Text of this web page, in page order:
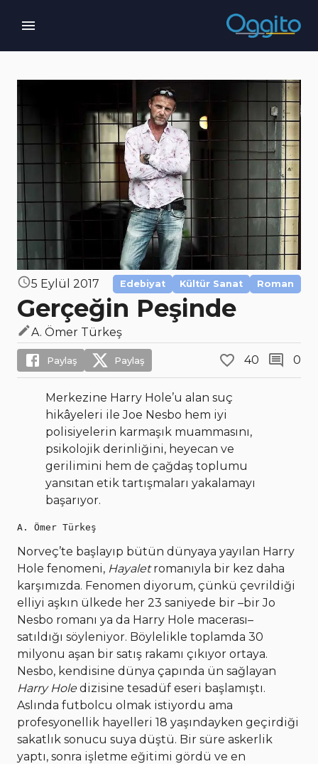
5 Eylül 2017 Edebiyat Kültür Sanat Roman
Gerçeğin Peşinde
A. Ömer Türkeş
Paylaş Paylaş 40 0
Merkezine Harry Hole’u alan suç
hikâyeleri ile Joe Nesbo hem iyi
polisiyelerin karmaşık muammasını,
psikolojik derinliğini, heyecan ve
gerilimini hem de çağdaş toplumu
yansıtan etik tartışmaları yakalamayı
başarıyor.
A. Ömer Türkeş
Norveç’te başlayıp bütün dünyaya yayılan Harry
Hole fenomeni, Hayaletromanıyla bir kez daha
karşımızda. Fenomen diyorum, çünkü çevrildiği
elliyi aşkın ülkede her 23 saniyede bir –bir Jo
Nesbo romanı ya da Harry Hole macerası–
satıldığı söyleniyor. Böylelikle toplamda 30
milyonu aşan bir satış rakamı çıkıyor ortaya.
Nesbo, kendisine dünya çapında ün sağlayan
Harry Holedizisine tesadüf eseri başlamıştı.
Aslında futbolcu olmak istiyordu ama
profesyonellik hayelleri 18 yaşındayken geçirdiği
sakatlık sonucu suya düştü. Bir süre askerlik
yaptı, sonra işletme eğitimi gördü ve en